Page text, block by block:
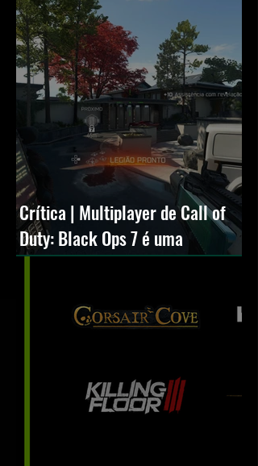
Crítica | Multiplayer de Call of
Duty: Black Ops 7 é uma
experiência positiva, divertida e